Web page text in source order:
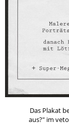
Das Plakat
aus?" im